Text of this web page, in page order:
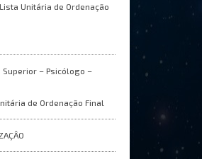
Unitária de Ordenação
Superior – Psicólogo –
de Ordenação Final